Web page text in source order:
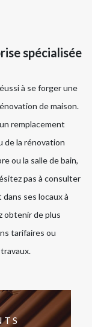
spécialisée
à se forger une
de maison.
remplacement
de la rénovation
ou la salle de bain,
pas à consulter
ses locaux à
obtenir de plus
tarifaires ou